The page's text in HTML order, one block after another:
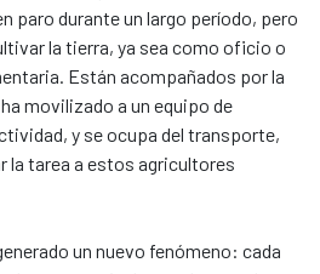
paro durante un largo período, pero
la tierra, ya sea como oficio o
Están acompañados por la
movilizado a un equipo de
y se ocupa del transporte,
la tarea a estos agricultores
un nuevo fenómeno: cada